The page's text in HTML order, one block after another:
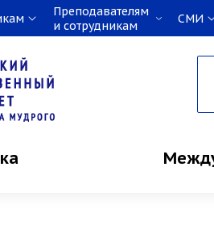
Преподавателям
и сотрудникам
СМИ